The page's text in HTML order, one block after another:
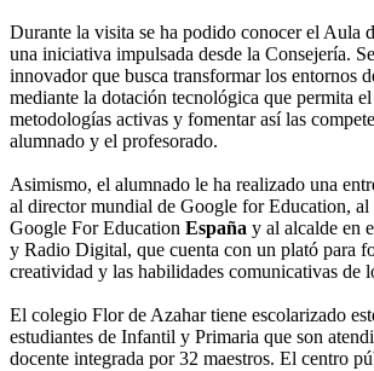
Durante la visita se ha podido conocer el Aula
una iniciativa impulsada desde la Consejería.
innovador que busca transformar los entornos
mediante la dotación tecnológica que permita
metodologías activas y fomentar así las
alumnado y el profesorado.
Asimismo, el alumnado le ha realizado una
al director mundial de Google for Education, al
Google For Education España y al alcalde en
y Radio Digital, que cuenta con un plató para
creatividad y las habilidades comunicativas de
El colegio Flor de Azahar tiene escolarizado
estudiantes de Infantil y Primaria que son
docente integrada por 32 maestros. El centro